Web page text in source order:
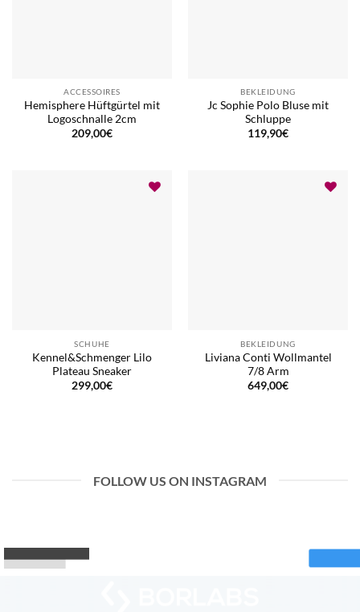
ACCESSOIRES
Hemisphere Hüftgürtel mit
Logoschnalle 2cm
209,00€
BEKLEIDUNG
Jc Sophie Polo Bluse mit
Schluppe
119,90€
SCHUHE
Kennel&Schmenger Lilo
Plateau Sneaker
299,00€
BEKLEIDUNG
Liviana Conti Wollmantel
7/8 Arm
649,00€
FOLLOW US ON INSTAGRAM